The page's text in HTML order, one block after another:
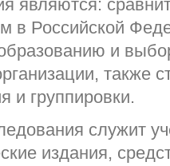
являются:
в Российской
и
также
и группировки.
служит
издания,